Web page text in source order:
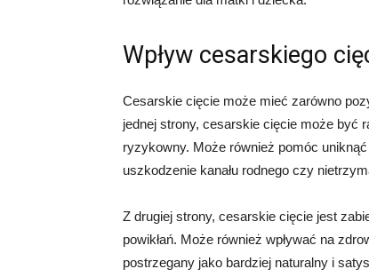
Wpływ cesarskiego
Cesarskie cięcie może mieć zarówno
jednej strony, cesarskie cięcie może być
ryzykowny. Może również pomóc
uszkodzenie kanału rodnego czy
Z drugiej strony, cesarskie cięcie jest
powikłań. Może również wpływać na
postrzegany jako bardziej naturalny i